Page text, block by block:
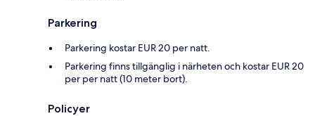
Parkering
Parkering kostar EUR 20 per natt.
Parkering finns tillgänglig i närheten och kostar EUR 20
per per natt (10 meter bort).
Policyer